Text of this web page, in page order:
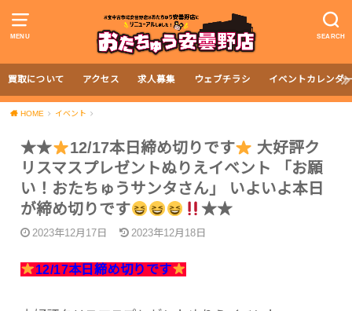
MENU SEARCH
買取について アクセス 求人募集 ウェブチラシ イベントカレンダ
HOME イベント
★★ 12/17本日締め切りです
大好評ク
リスマスプレゼントぬりえイベント 「お願
い！おたちゅうサンタさん」 いよいよ本日
が締め切りです
★★
2023年12月17日 2023年12月18日
12/17本日 締め切り です